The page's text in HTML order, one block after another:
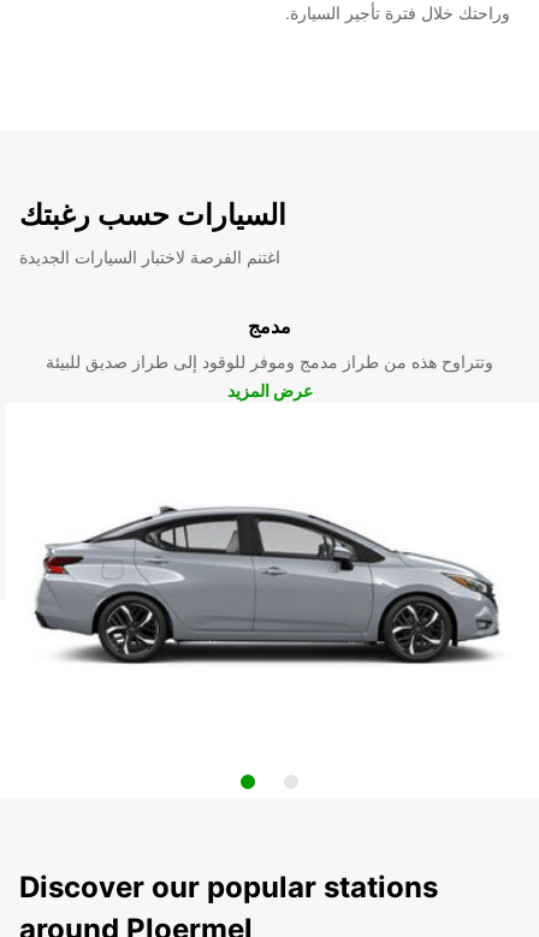
وراحتك خلال فترة تأجير السيارة.
السيارات حسب رغبتك
اغتنم الفرصة لاختبار السيارات الجديدة
مدمج
وتتراوح هذه من طراز مدمج وموفر للوقود إلى طراز صديق للبيئة
عرض المزيد
Discover our popular stations
around Ploermel